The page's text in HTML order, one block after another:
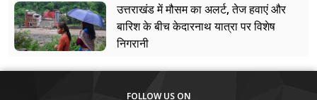
उत्तराखंड में मौसम का अलर्ट, तेज हवाएं और
बारिश के बीच केदारनाथ यात्रा पर विशेष
निगरानी
FOLLOW US ON